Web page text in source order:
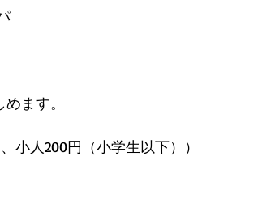
ます。
人200円（小学生以下））